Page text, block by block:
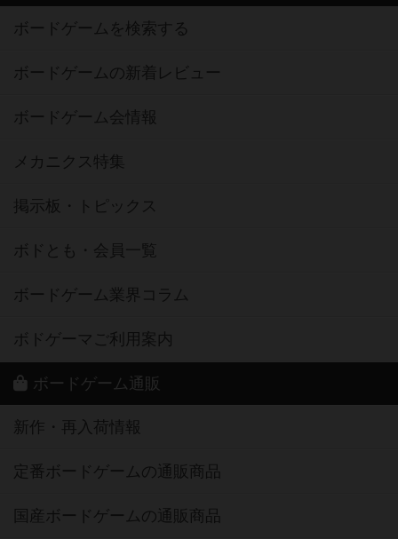
ボードゲームを検索する
ボードゲームの新着レビュー
ボードゲーム会情報
メカニクス特集
掲示板・トピックス
ボドとも・会員一覧
ボードゲーム業界コラム
ボドゲーマご利用案内
ボードゲーム通販
新作・再入荷情報
定番ボードゲームの通販商品
国産ボードゲームの通販商品